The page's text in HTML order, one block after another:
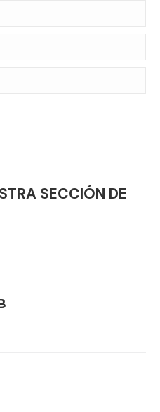
SECCIÓN DE